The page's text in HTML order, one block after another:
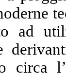
ad
circa